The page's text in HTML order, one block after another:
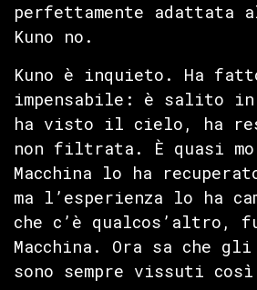
perfettamente adattata
Kuno no.
Kuno è inquieto. Ha
impensabile: è salito
ha visto il cielo, ha
non filtrata. È quasi
Macchina lo ha
ma l’esperienza lo ha
che c’è qualcos’altro,
Macchina. Ora sa che gli
sono sempre vissuti